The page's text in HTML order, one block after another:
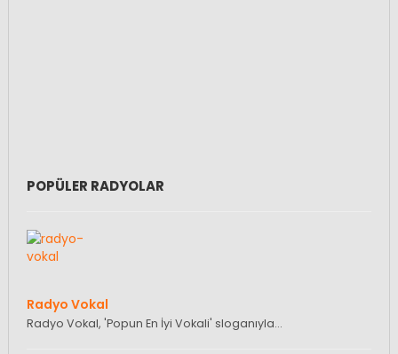
POPÜLER RADYOLAR
Radyo Vokal
Radyo Vokal, 'Popun En İyi Vokali' sloganıyla…